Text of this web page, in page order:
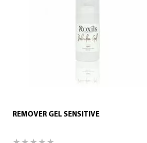
REMOVER GEL SENSITIVE